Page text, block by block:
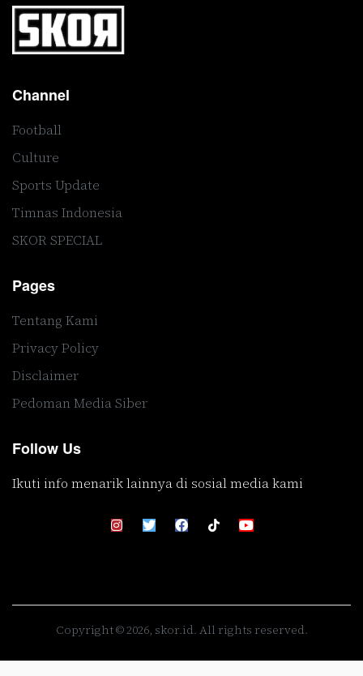
Channel
Football
Culture
Sports Update
Timnas Indonesia
SKOR SPECIAL
Pages
Tentang Kami
Privacy Policy
Disclaimer
Pedoman Media Siber
Follow Us
Ikuti info menarik lainnya di sosial media kami
Copyright © 2026, skor.id. All rights reserved.